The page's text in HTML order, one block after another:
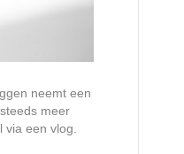
neemt een
meer
een vlog.